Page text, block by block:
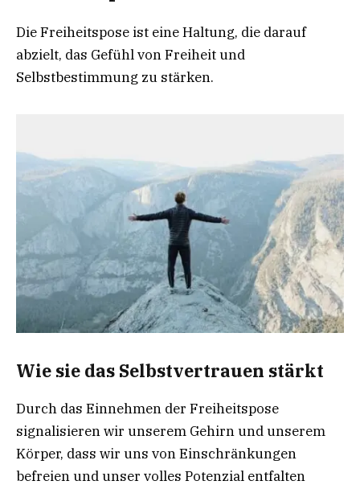
Die Freiheitspose ist eine Haltung, die darauf
abzielt, das Gefühl von Freiheit und
Selbstbestimmung zu stärken.
Wie sie das Selbstvertrauen stärkt
Durch das Einnehmen der Freiheitspose
signalisieren wir unserem Gehirn und unserem
Körper, dass wir uns von Einschränkungen
befreien und unser volles Potenzial entfalten